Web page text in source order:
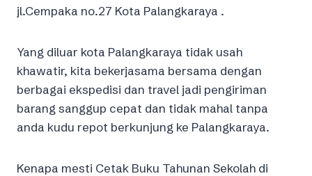
jl.Cempaka no.27 Kota Palangkaraya .
Yang diluar kota Palangkaraya tidak usah
khawatir, kita bekerjasama bersama dengan
berbagai ekspedisi dan travel jadi pengiriman
barang sanggup cepat dan tidak mahal tanpa
anda kudu repot berkunjung ke Palangkaraya.
Kenapa mesti Cetak Buku Tahunan Sekolah di